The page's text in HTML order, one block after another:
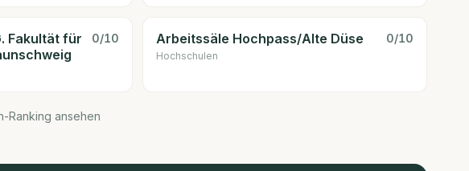
Fakultät für
0/10 Arbeitssäle Hochpass/Alte Düse 0/10
Hochschulen
Ranking ansehen